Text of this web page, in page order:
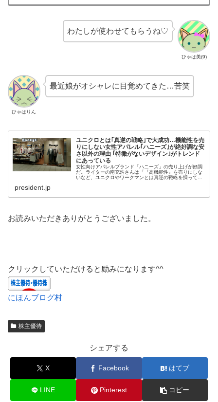
ひゃは美(9)
わたしが使わせてもらうね♡
ひゃはりん
最近娘がオシャレに目覚めてきた…苦笑
ユニクロとは｢真逆の戦略｣で大成功…機能性を売
りにしない女性アパレル｢ハニーズ｣が絶好調な安
さ以外の理由 ｢特徴がないデザイン｣がトレンド
にあっている
女性向けアパレルブランド「ハニーズ」の売り上げが好調
だ。ライターの南充浩さんは「『高機能性』を売りにしな
いなど、ユニクロやワークマンとは真逆の戦略を採ってい
president.jp
お読みいただきありがとうございました。
クリックしていただけると励みになります^^
にほんブログ村
株主優待
シェアする
X Facebook はてブ
LINE Pinterest コピー